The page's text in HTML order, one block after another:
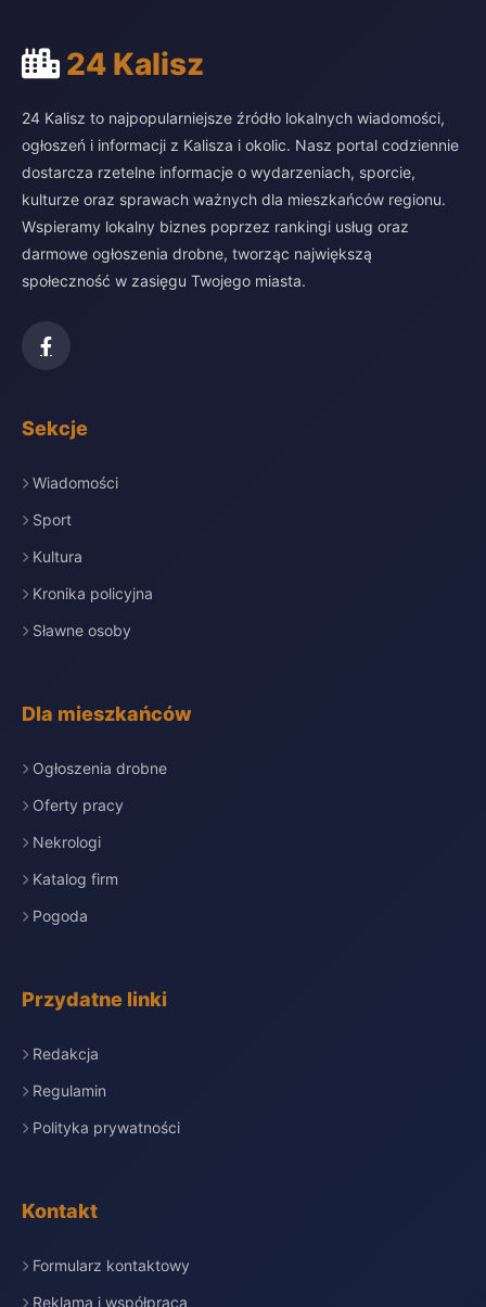
24 Kalisz
24 Kalisz to najpopularniejsze źródło lokalnych wiadomości,
ogłoszeń i informacji z Kalisza i okolic. Nasz portal codziennie
dostarcza rzetelne informacje o wydarzeniach, sporcie,
kulturze oraz sprawach ważnych dla mieszkańców regionu.
Wspieramy lokalny biznes poprzez rankingi usług oraz
darmowe ogłoszenia drobne, tworząc największą
społeczność w zasięgu Twojego miasta.
Sekcje
Wiadomości
Sport
Kultura
Kronika policyjna
Sławne osoby
Dla mieszkańców
Ogłoszenia drobne
Oferty pracy
Nekrologi
Katalog firm
Pogoda
Przydatne linki
Redakcja
Regulamin
Polityka prywatności
Kontakt
Formularz kontaktowy
Reklama i współpraca